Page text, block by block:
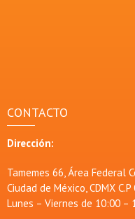
CONTACTO
Dirección:
Tamemes 66, Área Federal
Ciudad de México, CDMX
Lunes – Viernes de 10:00 –